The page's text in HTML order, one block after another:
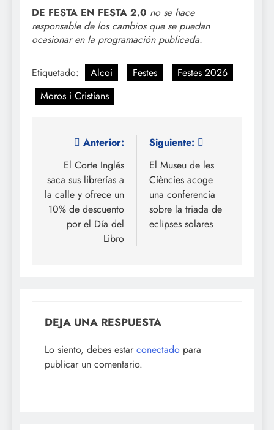
DE FESTA EN FESTA 2.0 no se hace
responsable de los cambios que se puedan
ocasionar en la programación publicada.
Etiquetado: Alcoi Festes
Festes 2026
Moros i Cristians
Navegación
entradas
Anterior:
El Corte Inglés
saca sus librerías a
la calle y ofrece un
10% de descuento
por el Día del
Libro
Siguiente:
El Museu de les
Ciències acoge
una conferencia
sobre la triada de
eclipses solares
DEJA UNA RESPUESTA
Lo siento, debes estar conectado para
publicar un comentario.